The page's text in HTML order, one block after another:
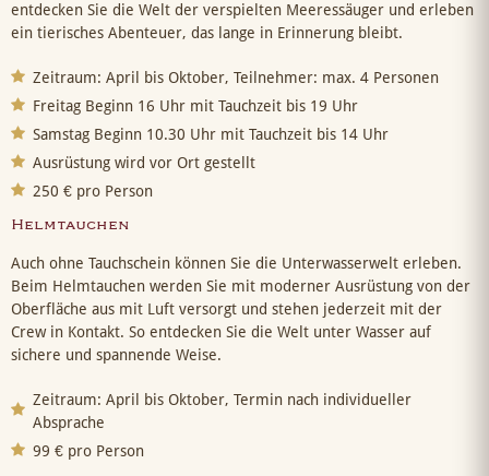
entdecken Sie die Welt der verspielten Meeressäuger und erleben
ein tierisches Abenteuer, das lange in Erinnerung bleibt.
Zeitraum: April bis Oktober, Teilnehmer: max. 4 Personen
Freitag Beginn 16 Uhr mit Tauchzeit bis 19 Uhr
Samstag Beginn 10.30 Uhr mit Tauchzeit bis 14 Uhr
Ausrüstung wird vor Ort gestellt
250 € pro Person
Helmtauchen
Auch ohne Tauchschein können Sie die Unterwasserwelt erleben.
Beim Helmtauchen werden Sie mit moderner Ausrüstung von der
Oberfläche aus mit Luft versorgt und stehen jederzeit mit der
Crew in Kontakt. So entdecken Sie die Welt unter Wasser auf
sichere und spannende Weise.
Zeitraum: April bis Oktober, Termin nach individueller
Absprache
99 € pro Person